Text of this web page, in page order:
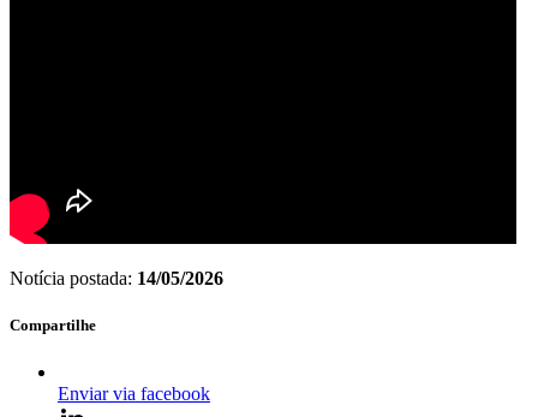
Notícia postada: 14/05/2026
Compartilhe
Enviar via facebook